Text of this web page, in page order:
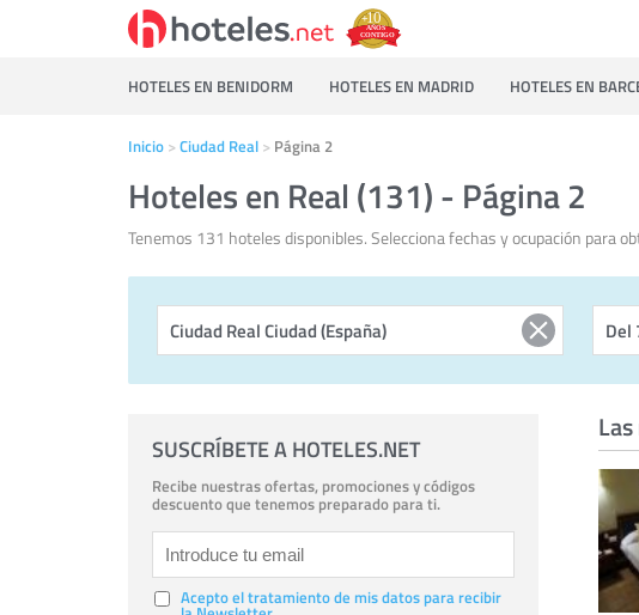
HOTELES EN BENIDORM HOTELES EN MADRID HOTELES EN
Inicio Ciudad Real Página 2
Hoteles en Real (131) - Página 2
Tenemos 131 hoteles disponibles. Selecciona fechas y ocupación para
SUSCRÍBETE A HOTELES.NET
Recibe nuestras ofertas, promociones y códigos
descuento que tenemos preparado para ti.
Acepto el tratamiento de mis datos para recibir